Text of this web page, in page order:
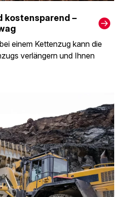
kostensparend –
einem Kettenzug kann die
verlängern und Ihnen